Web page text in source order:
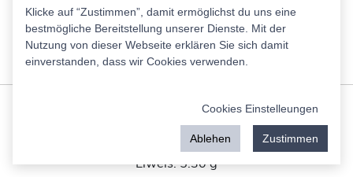
Fett:2.47 g
Eiweis:5.30 g
KH:3.99 g
Zucker:1.38 g
Fuego Salsa Season Mix Pulver
287.00 Kcal
2.00 g
Eiweis:5.30 g
Klicke auf “Zustimmen”, damit ermöglichst du uns eine
bestmögliche Bereitstellung unserer Dienste. Mit der
Nutzung von dieser Webseite erklären Sie sich damit
einverstanden, dass wir Cookies verwenden.
Cookies Einstelleungen
Ablehen Zustimmen